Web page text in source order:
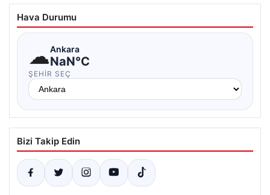
Hava Durumu
☁Ankara
NaN°C
ŞEHIR SEÇ
Bizi Takip Edin